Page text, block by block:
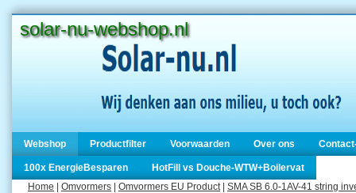
solar-nu-webshop.nl
Webshop Productfilter Voorwaarden Over ons
100x EnergieBesparen
HotFill vs Douche-WTW+Boilervat
Home
Omvormers Omvormers EU Product| SMA SB 6.0-1AV-41 string